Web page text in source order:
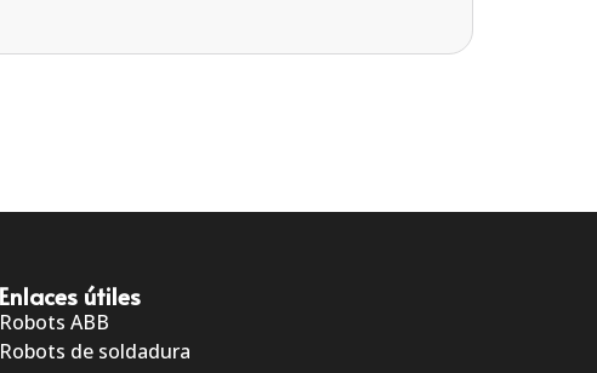
Enlaces útiles
Robots ABB
Robots de soldadura